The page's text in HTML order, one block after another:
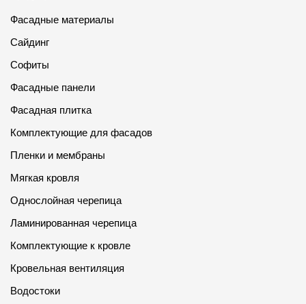
Фасадные материалы
Сайдинг
Софиты
Фасадные панели
Фасадная плитка
Комплектующие для фасадов
Пленки и мембраны
Мягкая кровля
Однослойная черепица
Ламинированная черепица
Комплектующие к кровле
Кровельная вентиляция
Водостоки